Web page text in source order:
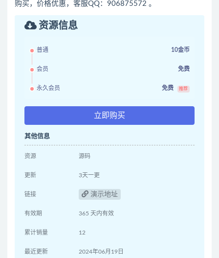
购买，价格优惠，客服QQ：906875572 。
资源信息
普通 10金币
会员 免费
永久会员 免费 推荐
立即购买
其他信息
资源 源码
更新 3天一更
链接 演示地址
有效期 365 天内有效
累计销量 12
最近更新 2024年06月19日